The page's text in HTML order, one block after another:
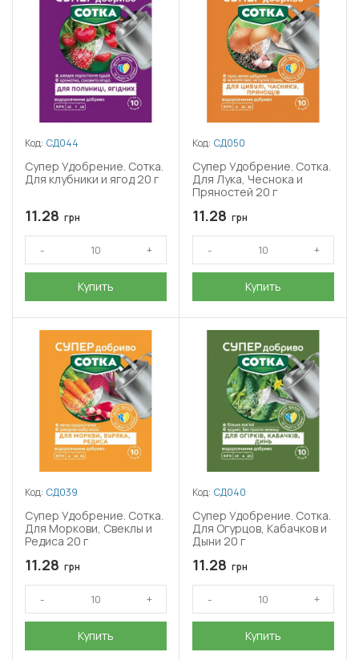
Код: СД044
Супер Удобрение. Сотка.
Для клубники и ягод 20 г
11.28 грн
Купить
Код: СД050
Супер Удобрение. Сотка.
Для Лука, Чеснока и
Пряностей 20 г
11.28 грн
Купить
Код: СД039
Супер Удобрение. Сотка.
Для Моркови, Свеклы и
Редиса 20 г
11.28 грн
Купить
Код: СД040
Супер Удобрение. Сотка.
Для Огурцов, Кабачков и
Дыни 20 г
11.28 грн
Купить